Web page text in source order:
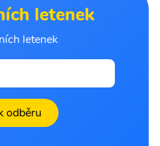
letenek
letenek
odběru